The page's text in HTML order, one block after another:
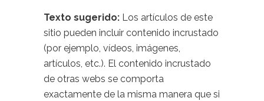
Texto sugerido: Los artículos de este
sitio pueden incluir contenido incrustado
(por ejemplo, vídeos, imágenes,
artículos, etc.). El contenido incrustado
de otras webs se comporta
exactamente de la misma manera que si